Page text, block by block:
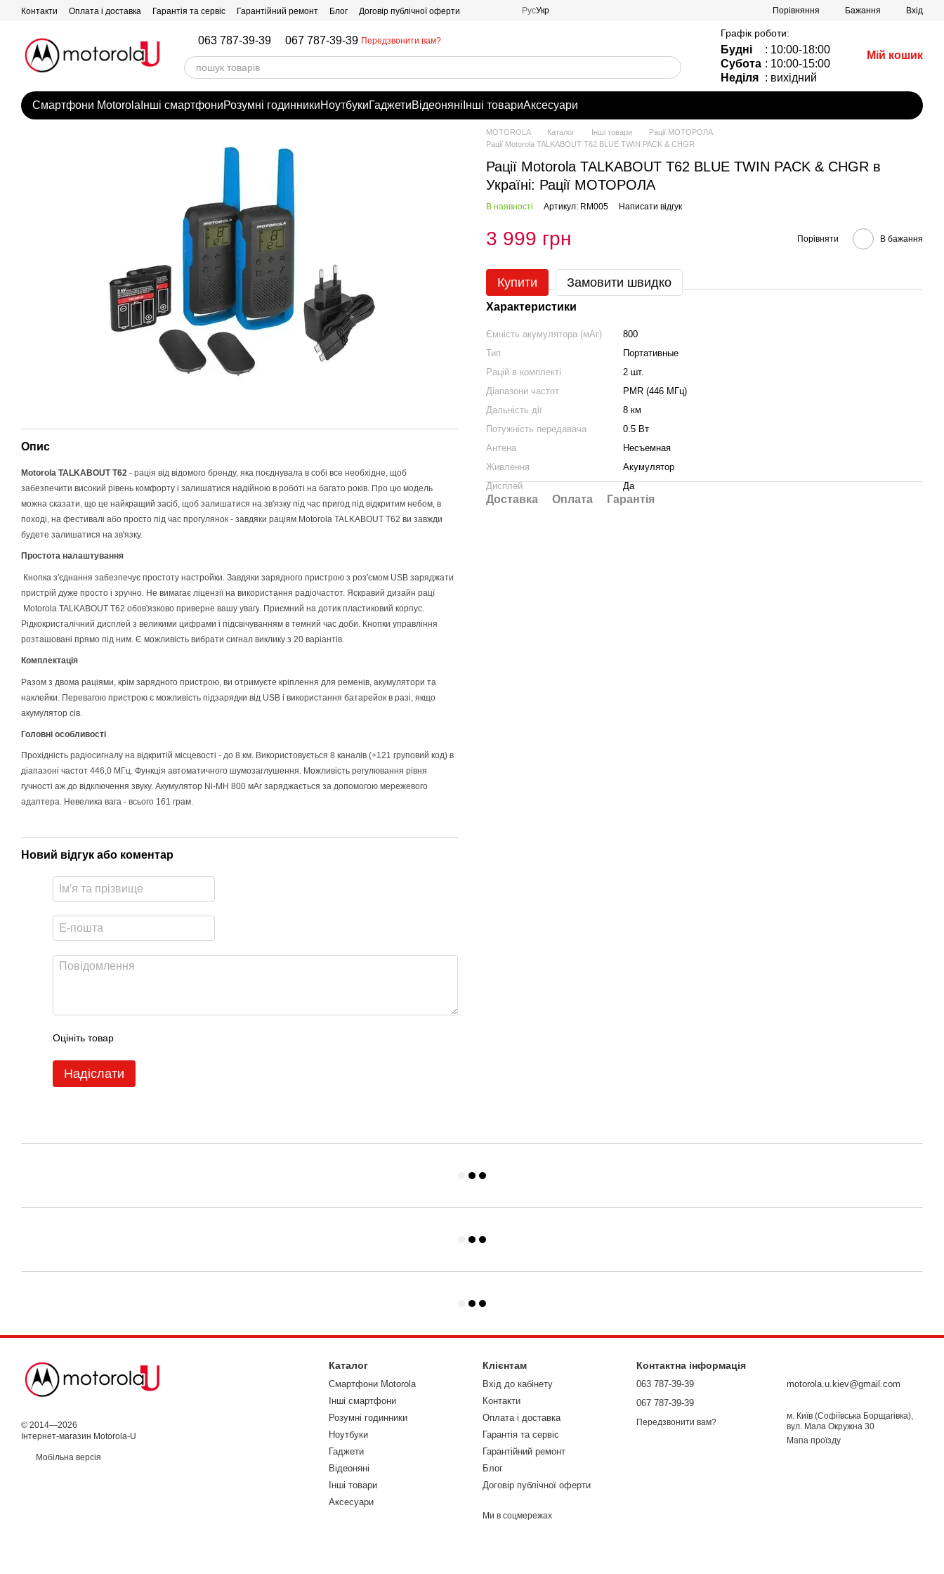
Перейти до основного контенту
Контакти Оплата і доставка Гарантія та сервіс Гарантійний ремонт Блог Договір публічної оферти РусУкр Порівняння Бажання Вхід
063 787-39-39 067 787-39-39 Передзвонити вам?
Графік роботи:
Будні
: 10:00-18:00
Субота : 10:00-15:00
Неділя : вихідний
Мій кошик
Смартфони Motorola Інші смартфониРозумні годинникиНоутбукиГаджетиВідеоняні Інші товариАксесуари
Опис
Motorola TALKABOUT T62 - рація від відомого бренду, яка поєднувала в собі все необхідне, щоб
забезпечити високий рівень комфорту і залишатися надійною в роботі на багато років. Про цю модель
можна сказати, що це найкращий засіб, щоб залишатися на зв'язку під час пригод під відкритим небом, в
поході, на фестивалі або просто під час прогулянок - завдяки раціям Motorola TALKABOUT T62 ви завжди
будете залишатися на зв'язку.
Простота налаштування
Кнопка з'єднання забезпечує простоту настройки. Завдяки зарядного пристрою з роз'ємом USB заряджати
пристрій дуже просто і зручно. Не вимагає ліцензії на використання радіочастот. Яскравий дизайн рацї
Motorola TALKABOUT T62 обов'язково приверне вашу увагу . Приємний на дотик пластиковий корпус.
Рідкокристалічний дисплей з великими цифрами і підсвічуванням в темний час доби. Кнопки управління
розташовані прямо під ним. Є можливість вибрати сигнал виклику з 20 варіантів.
Комплектація
Разом з двома раціями , крім зарядного пристрою ви отримуєте кріплення для ременів, акумулятори та
наклейки. Перевагою пристрою є можливість підзарядки від USB і використання батарейок в разі, якщо
акумулятор сів.
Головні особливості
Прохідність радіосигналу на відкритій місцевості - до 8 км. Використовується 8 каналів (+121 груповий код) в
діапазоні частот 446,0 МГц. Функція автоматичного шумозаглушення. Можливість регулювання рівня
гучності аж до відключення звуку. Акумулятор Ni-MH 800 мАг заряджається за допомогою мережевого
адаптера. Невелика вага - всього 161 грам.
Новий відгук або коментар
Оцініть товар
Надіслати
MOTOROLA Каталог Інші товари
Рації МОТОРОЛА
Рації Motorola TALKABOUT T62 BLUE TWIN PACK & CHGR
Рації Motorola TALKABOUT T62 BLUE TWIN PACK & CHGR в
Україні: Рації МОТОРОЛА
В наявності Артикул: RM005 Написати відгук
3 999 грн Порівняти В бажання
Купити Замовити швидко
Характеристики
Ємність акумулятора (мАг)
800
Тип
Портативные
Рацій в комплекті
2 шт.
Діапазони частот
PMR (446 МГц)
Дальність дії
8 км
Потужність передавача
0.5 Вт
Антена
Несъемная
Живлення
Акумулятор
Дисплей
Да
Доставка Оплата Гарантія
© 2014—2026
Інтернет-магазин Motorola-U
Мобільна версія
Каталог
Смартфони Motorola
Інші смартфони
Розумні годинники
Ноутбуки
Гаджети
Відеоняні
Інші товари
Аксесуари
Клієнтам
Вхід до кабінету
Контакти
Оплата і доставка
Гарантія та сервіс
Гарантійний ремонт
Блог
Договір публічної оферти
Ми в соцмережах
Контактна інформація
063 787-39-39
067 787-39-39
Передзвонити вам?
motorola.u.kiev@gmail.com
м. Київ (Софіївська Борщагівка),
вул. Мала Окружна 30
Мапа проїзду